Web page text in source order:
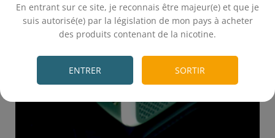
En entrant sur ce site, je reconnais être majeur(e) et que je
suis autorisé(e) par la législation de mon pays à acheter
des produits contenant de la nicotine.
ENTRER SORTIR